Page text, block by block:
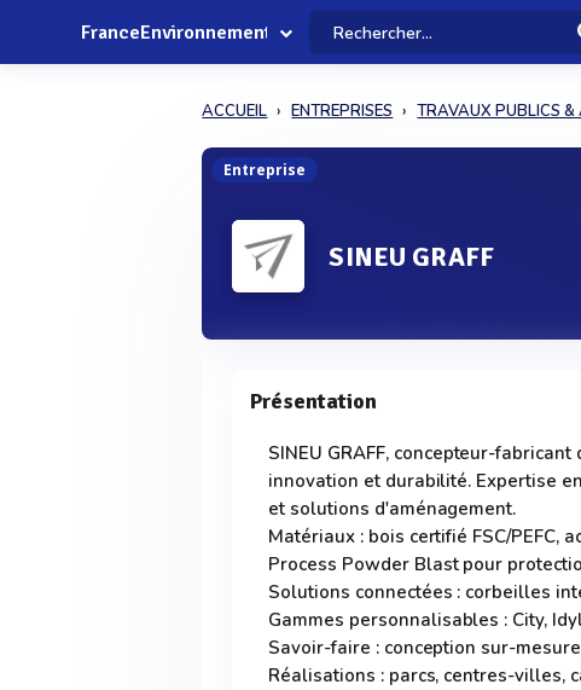
FranceEnvironnement
ACCUEIL ENTREPRISES TRAVAUX PUBLICS &
Entreprise
SINEU GRAFF
Présentation
SINEU GRAFF, concepteur-
innovation et durabilité. Expertise
et solutions d'aménagement.
Matériaux : bois certifié FSC/PEFC,
Process Powder Blast pour
Solutions connectées : corbeilles
Gammes personnalisables : City,
Savoir-faire : conception sur-
Réalisations : parcs, centres-villes,